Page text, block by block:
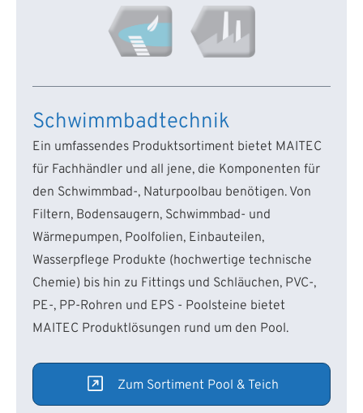
Schwimmbadtechnik
Ein umfassendes Produktsortiment bietet MAITEC
für Fachhändler und all jene, die Komponenten für
den Schwimmbad-, Naturpoolbau benötigen. Von
Filtern, Bodensaugern, Schwimmbad- und
Wärmepumpen, Poolfolien, Einbauteilen,
Wasserpflege Produkte (hochwertige technische
Chemie) bis hin zu Fittings und Schläuchen, PVC-,
PE-, PP-Rohren und EPS - Poolsteine bietet
MAITEC Produktlösungen rund um den Pool.
Zum Sortiment Pool & Teich